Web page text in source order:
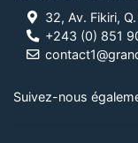
32, Av. Fikiri,
+243 (0) 851
Suivez-nous